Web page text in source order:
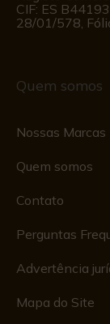
CIF: ES
28/01/578,
Quem somos
Nossas Marcas
Quem somos
Contato
Perguntas
Advertência
Mapa do Site